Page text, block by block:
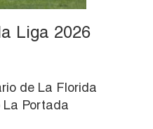
Liga 2026
de La Florida
La Portada